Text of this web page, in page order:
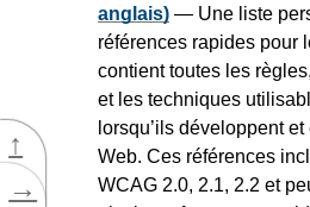
↑
→
anglais) — Une liste
références rapides pour
contient toutes les
et les techniques
lorsqu’ils développent
Web. Ces références
WCAG 2.0, 2.1, 2.2 et